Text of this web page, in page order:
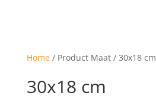
Home/ Product Maat / 30x18 cm
30x18 cm